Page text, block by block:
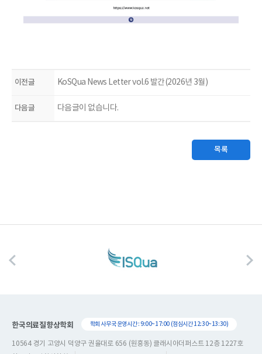
이전글 KoSQua News Letter vol.6 발간(2026년 3월)
다음글 다음글이 없습니다.
목록
한국의료질향상학회 학회 사무국 운영시간 : 9:00~17:00 (점심시간 12:30~13:30)
10564 경기 고양시 덕양구 권율대로 656 (원흥동) 클래시아더퍼스트 12층 1227호